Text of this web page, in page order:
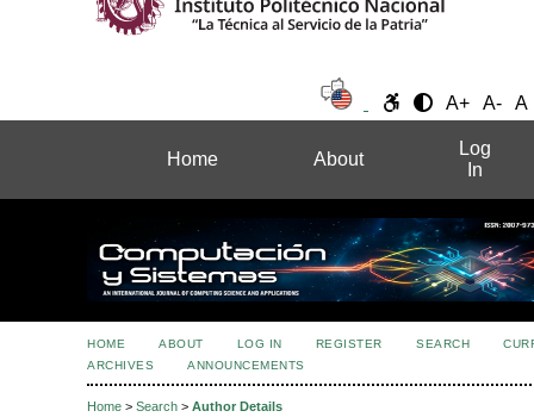
A+ A- A
Home About
Log
In
HOME ABOUT LOG IN REGISTER SEARCH
ARCHIVES
ANNOUNCEMENTS
Home > Search > Author Details